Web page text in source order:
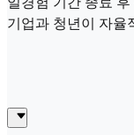
기업과 청년이 자율